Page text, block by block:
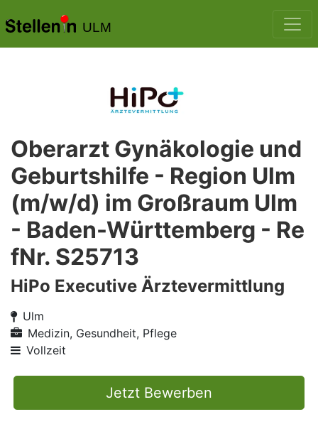
ULM
Oberarzt Gynäkologie und
Geburtshilfe - Region Ulm
(m/w/d) im Großraum Ulm
- Baden-Württemberg - Re
fNr. S25713
HiPo Executive Ärztevermittlung
Ulm
Medizin, Gesundheit, Pflege
Vollzeit
Jetzt Bewerben